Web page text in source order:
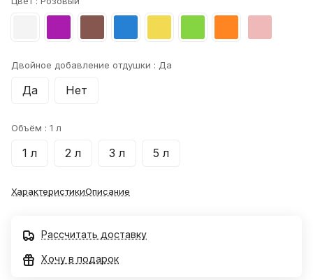
Двойное добавление отдушки : Да
Да Нет
Объём : 1 л
1 л 2 л 3 л 5 л
ХарактеристикиОписание
Рассчитать доставку
Хочу в подарок